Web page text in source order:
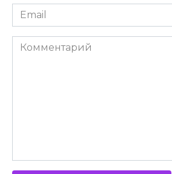
Email
*
Комментарий